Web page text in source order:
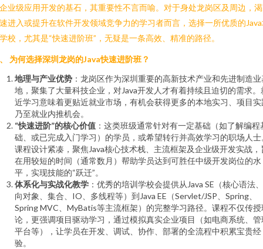
业级应用开发的基石，其重要性不言而喻。对于身处龙岗区及周边，
进入或提升在软件开发领域竞争力的学习者而言，选择一所优质的
校，尤其是“快速进阶班”，无疑是一条高效、精准的路径。
为何选择深圳龙岗的Java快速进阶班？
地理与产业优势 ：龙岗区作为深圳重要的高新技术产业和先进制造业
地，聚集了大量科技企业，对Java开发人才有着持续且迫切的需求。
近学习意味着更贴近就业市场，有机会获得更多的本地实习、项目实
乃至就业内推机会。
“快速进阶”的核心价值 ：这类班级通常针对有一定基础（如了解编程
础、或已完成入门学习）的学员，或希望转行并高效学习的职场人士
课程设计紧凑，聚焦Java核心技术栈、主流框架及企业级开发实战，
在用较短的时间（通常数月）帮助学员达到可胜任中级开发岗位的水
平，实现技能的“跃迁”。
体系化与实战化教学 ：优秀的培训学校会提供从Java SE（核心语法
向对象、集合、IO、多线程等）到Java EE（Servlet/JSP、Spring、
Spring MVC、MyBatis等主流框架）的完整学习路径。课程不仅传授
论，更强调项目驱动学习，通过模拟真实企业项目（如电商系统、管
平台等），让学员在开发、调试、协作、部署的全流程中积累宝贵经
验。